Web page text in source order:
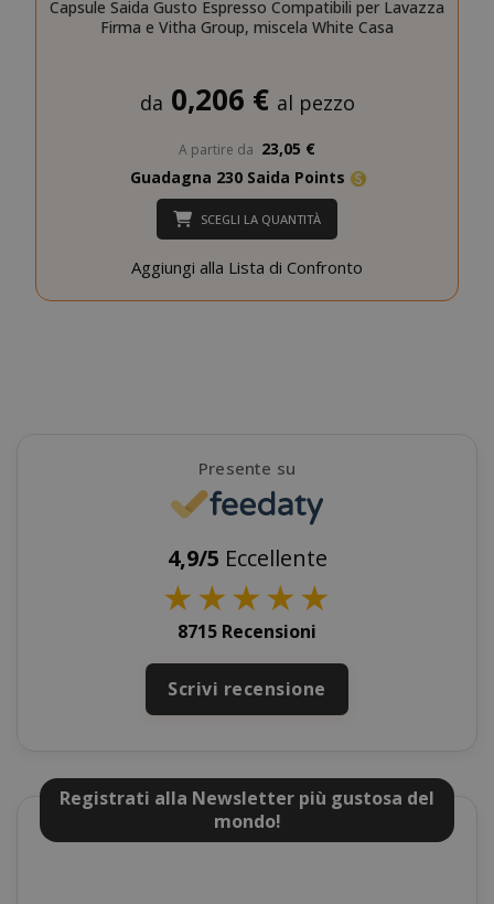
Capsule Saida Gusto Espresso Compatibili per Lavazza
Firma e Vitha Group, miscela White Casa
da 0,206 € al pezzo
A partire da 23,05 €
Guadagna 230 Saida Points
SCEGLI LA QUANTITÀ
Aggiungi alla Lista di Confronto
Presente su
4,9/5 Eccellente
★★★★★
8715 Recensioni
Scrivi recensione
Registrati alla Newsletter più gustosa del
mondo!
SADEVSESSID
_GRECAPTCHA
mage-cache-sessid
mage-cache-storage